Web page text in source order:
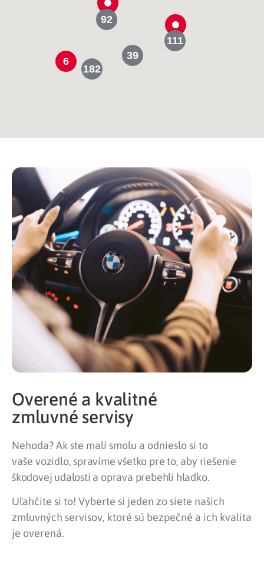
6
111
92
182
39
Overené a kvalitné
zmluvné servisy
Nehoda? Ak ste mali smolu a odnieslo si to
vaše vozidlo, spravíme všetko pre to, aby riešenie
škodovej udalosti a oprava prebehli hladko.
Uľahčite si to! Vyberte si jeden zo siete našich
zmluvných servisov, ktoré sú bezpečné a ich kvalita
je overená.